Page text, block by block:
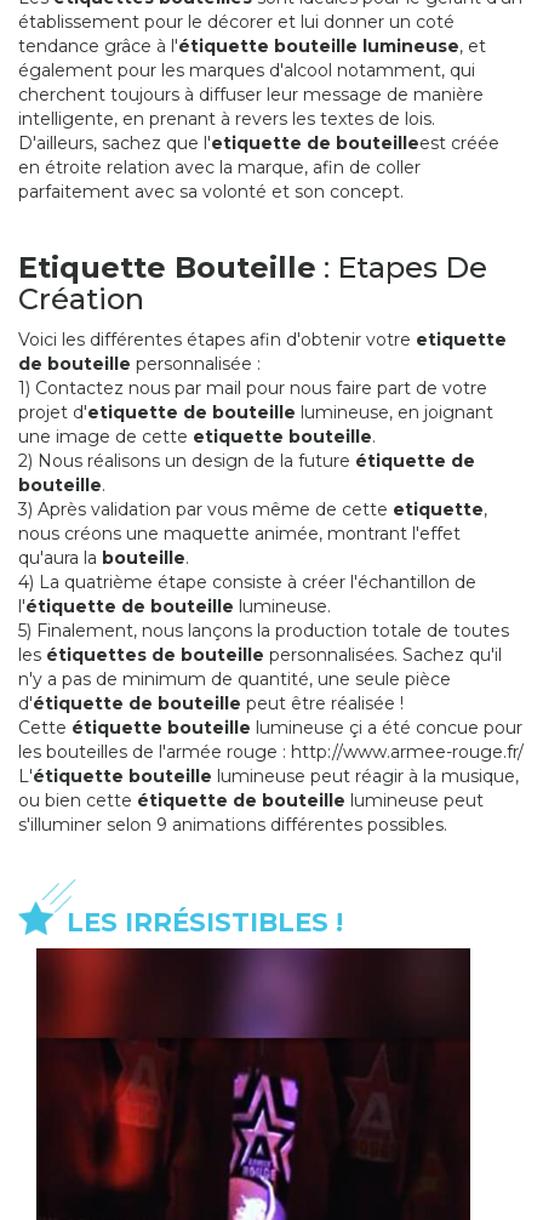
établissement pour le décorer et lui donner un coté
tendance grâce à l'étiquette bouteille lumineuse, et
également pour les marques d'alcool notamment, qui
cherchent toujours à diffuser leur message de manière
intelligente, en prenant à revers les textes de lois.
D'ailleurs, sachez que l'etiquette de bouteilleest créée
en étroite relation avec la marque, afin de coller
parfaitement avec sa volonté et son concept.
Etiquette Bouteille : Etapes De
Création
Voici les différentes étapes afin d'obtenir votre etiquette
de bouteille personnalisée :
1) Contactez nous par mail pour nous faire part de votre
projet d'etiquette de bouteille lumineuse, en joignant
une image de cette etiquette bouteille.
2) Nous réalisons un design de la future étiquette de
bouteille.
3) Après validation par vous même de cette etiquette,
nous créons une maquette animée, montrant l'effet
qu'aura la bouteille.
4) La quatrième étape consiste à créer l'échantillon de
l'étiquette de bouteille lumineuse.
5) Finalement, nous lançons la production totale de toutes
les étiquettes de bouteille personnalisées. Sachez qu'il
n'y a pas de minimum de quantité, une seule pièce
d'étiquette de bouteille peut être réalisée !
Cette étiquette bouteille lumineuse çi a été concue pour
les bouteilles de l'armée rouge : http://www.armee-rouge.fr/
L'étiquette bouteille lumineuse peut réagir à la musique,
ou bien cette étiquette de bouteille lumineuse peut
s'illuminer selon 9 animations différentes possibles.
LES IRRÉSISTIBLES !